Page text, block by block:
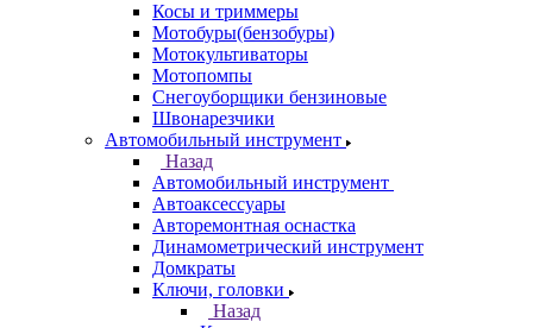
Косы и триммеры
Мотобуры(бензобуры)
Мотокультиваторы
Мотопомпы
Снегоуборщики бензиновые
Швонарезчики
Автомобильный инструмент
Назад
Автомобильный инструмент
Автоаксессуары
Авторемонтная оснастка
Динамометрический инструмент
Домкраты
Ключи, головки
Назад